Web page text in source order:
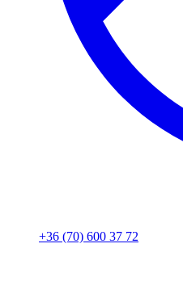
+36 (70) 600 37 72